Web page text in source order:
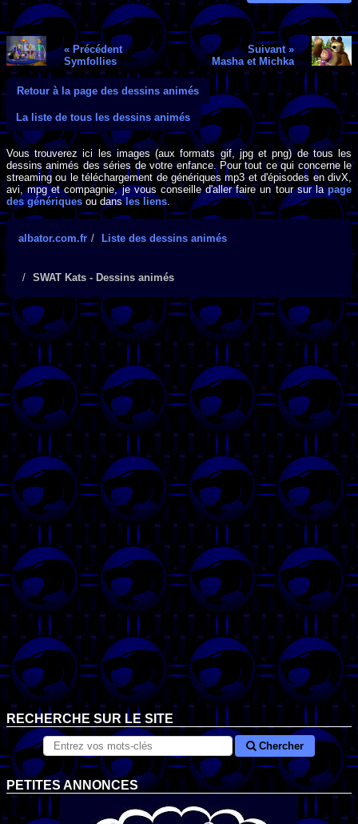
« Précédent
Symfollies
Suivant »
Masha et Michka
Retour à la page des dessins animés
La liste de tous les dessins animés
Vous trouverez ici les images (aux formats gif, jpg et png) de tous les
dessins animés des séries de votre enfance. Pour tout ce qui concerne le
streaming ou le téléchargement de génériques mp3 et d'épisodes en divX,
avi, mpg et compagnie, je vous conseille d'aller faire un tour sur lapage
des génériques ou dansles liens.
albator.com.fr Liste des dessins animés
SWAT Kats - Dessins animés
RECHERCHE SUR LE SITE
Chercher
PETITES ANNONCES